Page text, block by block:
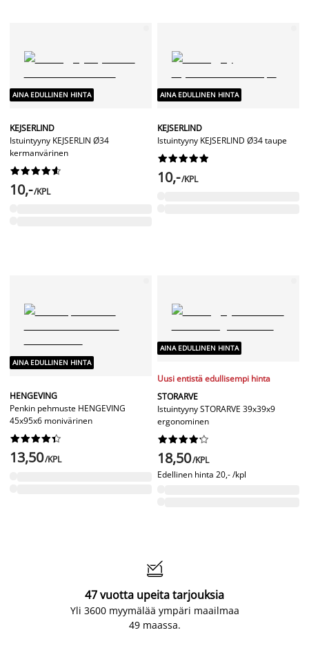
AINA EDULLINEN HINTA
KEJSERLIND
Istuintyyny KEJSERLIN Ø34
kermanvärinen






10,-/KPL
AINA EDULLINEN HINTA
KEJSERLIND
Istuintyyny KEJSERLIND Ø34 taupe






10,-/KPL
AINA EDULLINEN HINTA
HENGEVING
Penkin pehmuste HENGEVING
45x95x6 monivärinen






13,50/KPL
AINA EDULLINEN HINTA
Uusi entistä edullisempi hinta
STORARVE
Istuintyyny STORARVE 39x39x9
ergonominen






18,50/KPL
Edellinen hinta 20,- /kpl

47 vuotta upeita tarjouksia
Yli 3600 myymälää ympäri maailmaa
49 maassa.